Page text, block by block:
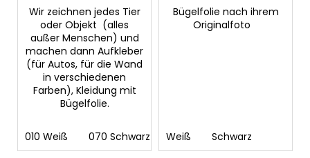
Wir zeichnen jedes Tier
oder Objekt (alles
außer Menschen) und
machen dann Aufkleber
(für Autos, für die Wand
in verschiedenen
Farben), Kleidung mit
Bügelfolie.
010 Weiß 070 Schwarz 090 Silber 091 Gold
Bügelfolie nach ihrem
Originalfoto
Weiß Schwarz